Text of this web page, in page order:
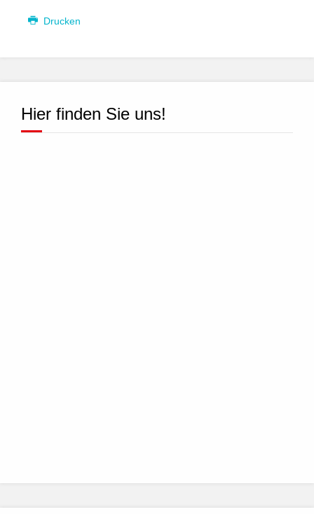
Drucken
Hier finden Sie uns!